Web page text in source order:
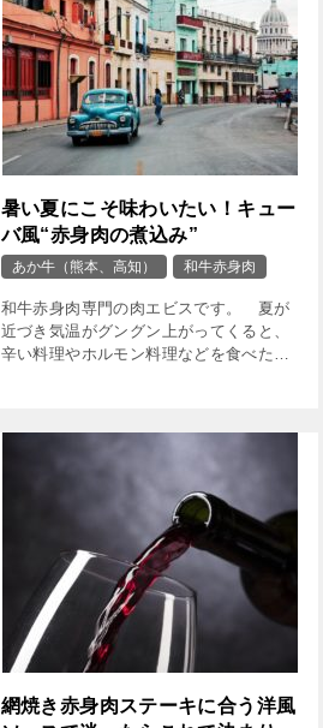
暑い夏にこそ味わいたい！キュー
バ風“赤身肉の煮込み”
あか牛（熊本、高知） 和牛赤身肉
和牛赤身肉専門の肉エビスです。 夏が
近づき気温がグングン上がってくると、
辛い料理やホルモン料理などを食べたく
網焼き赤身肉ステーキに合う洋風